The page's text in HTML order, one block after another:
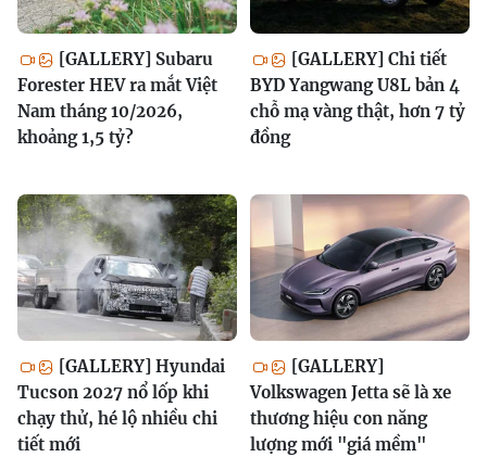
[GALLERY] Subaru
Forester HEV ra mắt Việt
Nam tháng 10/2026,
khoảng 1,5 tỷ?
[GALLERY] Chi tiết
BYD Yangwang U8L bản 4
chỗ mạ vàng thật, hơn 7 tỷ
đồng
[GALLERY] Hyundai
Tucson 2027 nổ lốp khi
chạy thử, hé lộ nhiều chi
tiết mới
[GALLERY]
Volkswagen Jetta sẽ là xe
thương hiệu con năng
lượng mới "giá mềm"